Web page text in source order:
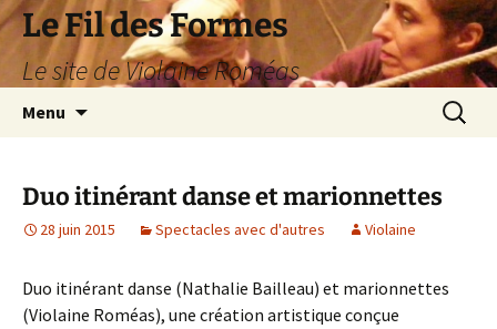
Aller
contenu
Le Fil des Formes
Le site de Violaine Roméas
Menu
Duo itinérant danse et marionnettes
28 juin 2015 Spectacles avec d'autres Violaine
Duo itinérant danse (Nathalie Bailleau) et marionnettes
(Violaine Roméas), une création artistique conçue